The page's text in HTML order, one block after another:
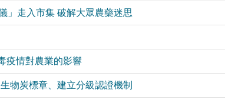
」走入市集 破解大眾農藥迷思
疫情對農業的影響
物炭標章、建立分級認證機制